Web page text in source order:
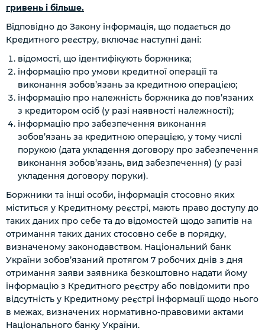
гривень і більше.
Відповідно до Закону інформація, що подається до
Кредитного реєстру, включає наступні дані:
відомості, що ідентифікують боржника;
інформацію про умови кредитної операції та
виконання зобов’язань за кредитною операцією;
інформацію про належність боржника до пов’язаних
з кредитором осіб (у разі наявності належності);
інформацію про забезпечення виконання
зобов’язань за кредитною операцією, у тому числі
порукою (дата укладення договору про забезпечення
виконання зобов’язань, вид забезпечення) (у разі
укладення договору поруки).
Боржники та інші особи, інформація стосовно яких
міститься у Кредитному реєстрі, мають право доступу до
таких даних про себе та до відомостей щодо запитів на
отримання таких даних стосовно себе в порядку,
визначеному законодавством. Національний банк
України зобов’язаний протягом 7 робочих днів з дня
отримання заяви заявника безкоштовно надати йому
інформацію з Кредитного реєстру або повідомити про
відсутність у Кредитному реєстрі інформації щодо нього
в межах, визначених нормативно-правовими актами
Національного банку України.